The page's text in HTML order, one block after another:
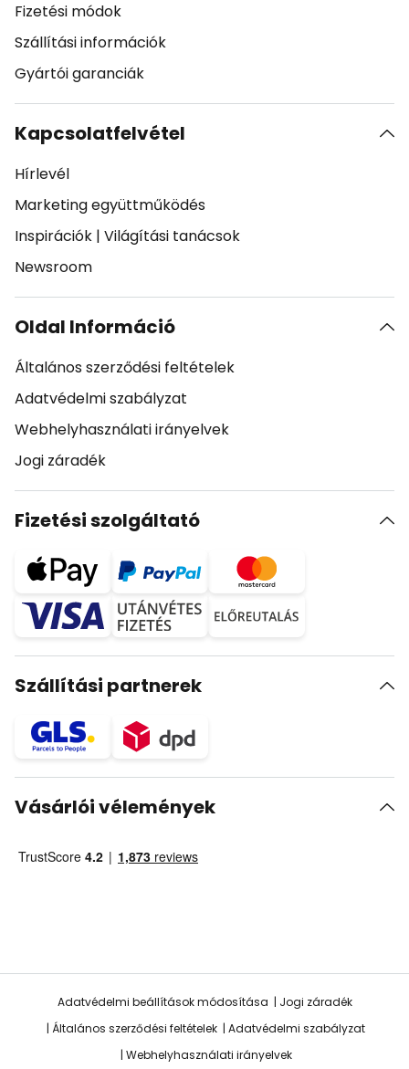
Fizetési módok
Szállítási információk
Gyártói garanciák
Kapcsolatfelvétel
Hírlevél
Marketing együttműködés
Inspirációk | Világítási tanácsok
Newsroom
Oldal Információ
Általános szerződési feltételek
Adatvédelmi szabályzat
Webhelyhasználati irányelvek
Jogi záradék
Fizetési szolgáltató
Szállítási partnerek
Vásárlói vélemények
Adatvédelmi beállítások módosítása
Jogi záradék
Általános szerződési feltételek
Adatvédelmi szabályzat
Webhelyhasználati irányelvek